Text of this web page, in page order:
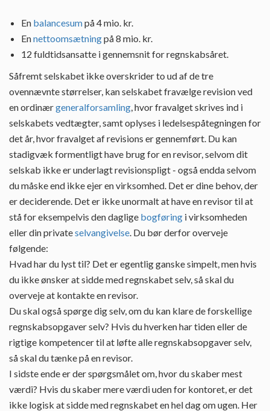
En balancesumpå 4 mio. kr.
Ennettoomsætningpå 8 mio. kr.
12 fuldtidsansatte i gennemsnit for regnskabsåret.
Såfremt selskabet ikke overskrider to ud af de tre
ovennævnte størrelser, kan selskabet fravælge revision ved
en ordinærgeneralforsamling, hvor fravalget skrives ind i
selskabets vedtægter, samt oplyses i ledelsespåtegningen for
det år, hvor fravalget af revisions er gennemført. Du kan
stadigvæk formentligt have brug for en revisor, selvom dit
selskab ikke er underlagt revisionspligt - også endda selvom
du måske end ikke ejer en virksomhed. Det er dine behov, der
er deciderende. Det er ikke unormalt at have en revisor til at
stå for eksempelvis den daglige bogføring i virksomheden
eller din privateselvangivelse. Du bør derfor overveje
følgende:
Hvad har du lyst til? Det er egentlig ganske simpelt, men hvis
du ikke ønsker at sidde med regnskabet selv, så skal du
overveje at kontakte en revisor.
Du skal også spørge dig selv, om du kan klare de forskellige
regnskabsopgaver selv? Hvis du hverken har tiden eller de
rigtige kompetencer til at løfte alle regnskabsopgaver selv,
så skal du tænke på en revisor.
I sidste ende er der spørgsmålet om, hvor du skaber mest
værdi? Hvis du skaber mere værdi uden for kontoret, er det
ikke logisk at sidde med regnskabet en hel dag om ugen. Her